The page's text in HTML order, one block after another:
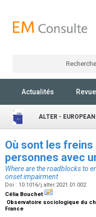
Actualités
ALTER -
Où sont les freins
personnes avec
Where are the roadblocks to
onset impairment
Doi : 10.1016/j.alter.2021.01.002
Célia Bouchet
Observatoire sociologique du
France